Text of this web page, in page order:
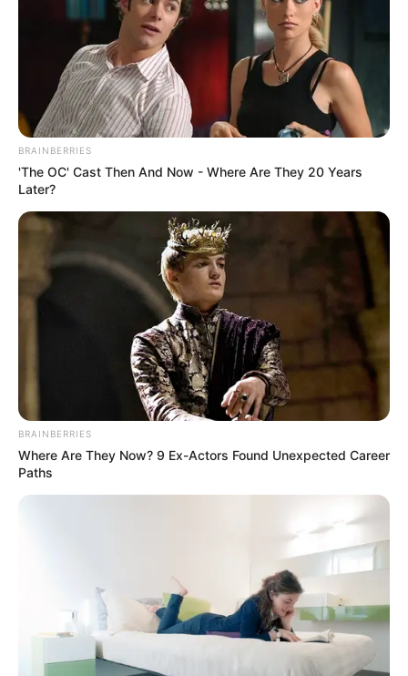
BRAINBERRIES
'The OC' Cast Then And Now - Where Are They 20 Years
Later?
BRAINBERRIES
Where Are They Now? 9 Ex-Actors Found Unexpected Career
Paths